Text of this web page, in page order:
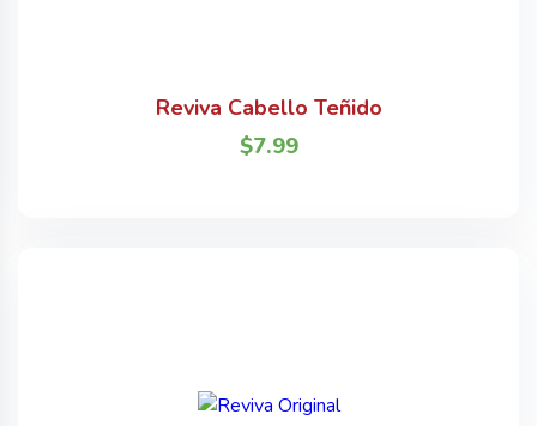
Reviva Cabello Teñido
$7.99